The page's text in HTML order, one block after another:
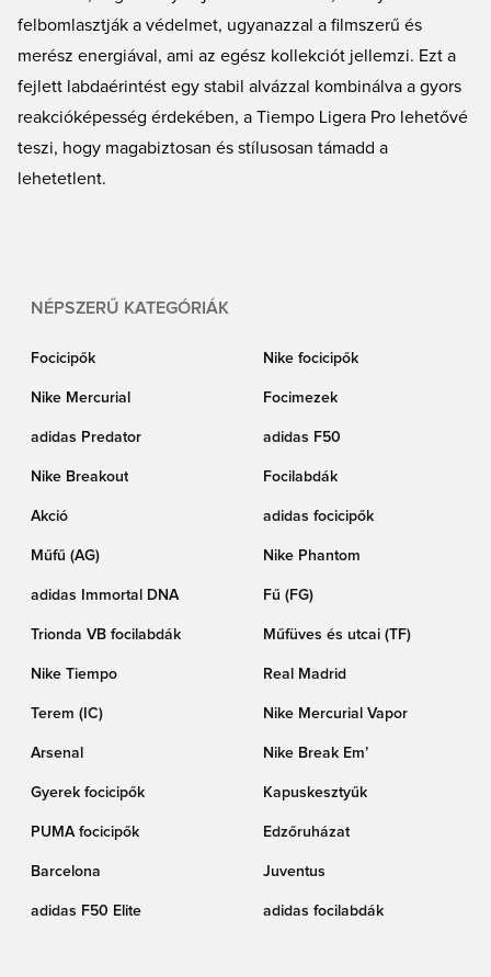
felbomlasztják a védelmet, ugyanazzal a filmszerű és
merész energiával, ami az egész kollekciót jellemzi. Ezt a
fejlett labdaérintést egy stabil alvázzal kombinálva a gyors
reakcióképesség érdekében, a Tiempo Ligera Pro lehetővé
teszi, hogy magabiztosan és stílusosan támadd a
lehetetlent.
NÉPSZERŰ KATEGÓRIÁK
Focicipők Nike focicipők
Nike Mercurial Focimezek
adidas Predator adidas F50
Nike Breakout Focilabdák
Akció adidas focicipők
Műfű (AG) Nike Phantom
adidas Immortal DNA Fű (FG)
Trionda VB focilabdák Műfüves és utcai (TF)
Nike Tiempo Real Madrid
Terem (IC) Nike Mercurial Vapor
Arsenal Nike Break Em’
Gyerek focicipők Kapuskesztyűk
PUMA focicipők Edzőruházat
Barcelona Juventus
adidas F50 Elite adidas focilabdák